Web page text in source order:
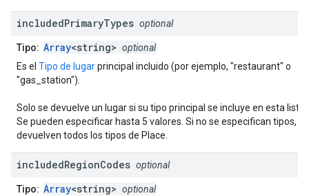
includedPrimaryTypes optional
Tipo: Array<string> optional
Es el Tipo de lugarprincipal incluido (por ejemplo, "restaurant" o
"gas_station").
Solo se devuelve un lugar si su tipo principal se incluye en esta lista.
Se pueden especificar hasta 5 valores. Si no se especifican tipos, se
devuelven todos los tipos de Place.
includedRegionCodes optional
Tipo: Array<string> optional